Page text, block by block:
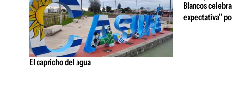
El capricho del agua
Blancos
expectativa"